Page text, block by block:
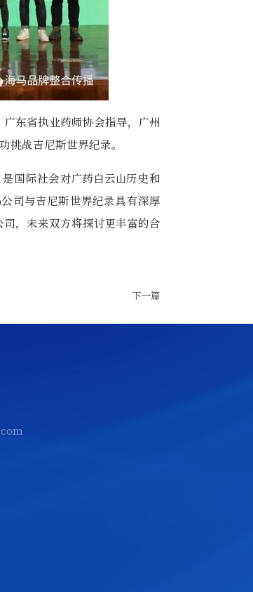
东省执业药师协会指导，广州
挑战吉尼斯世界纪录。
国际社会对广药白云山历史和
司与吉尼斯世界纪录具有深厚
，未来双方将探讨更丰富的合
下一篇